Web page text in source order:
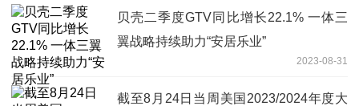
贝壳二季度GTV同比增长22.1% 一体三
翼战略持续助力“安居乐业”
2023-08-31
截至8月24日当周美国2023/2024年度大